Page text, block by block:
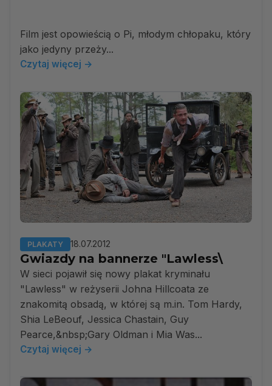
Film jest opowieścią o Pi, młodym chłopaku, który
jako jedyny przeży...
Czytaj więcej →
PLAKATY 18.07.2012
Gwiazdy na bannerze "Lawless\
W sieci pojawił się nowy plakat kryminału
"Lawless" w reżyserii Johna Hillcoata ze
znakomitą obsadą, w której są m.in. Tom Hardy,
Shia LeBeouf, Jessica Chastain, Guy
Pearce,&nbsp;Gary Oldman i Mia Was...
Czytaj więcej →